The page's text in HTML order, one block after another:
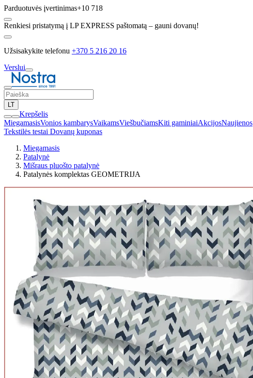
Parduotuvės įvertinimas+10 718
Renkiesi pristatymą į LP EXPRESS paštomatą – gauni dovanų!
Užsisakykite telefonu +370 5 216 20 16
Verslui
LT
Krepšelis
MiegamasisVonios kambarysVaikamsViešbučiamsKiti gaminiaiAkcijosNaujienos
Tekstilės testai Dovanų kuponas
Miegamasis
Patalynė
Mišraus pluošto patalynė
Patalynės komplektas GEOMETRIJA